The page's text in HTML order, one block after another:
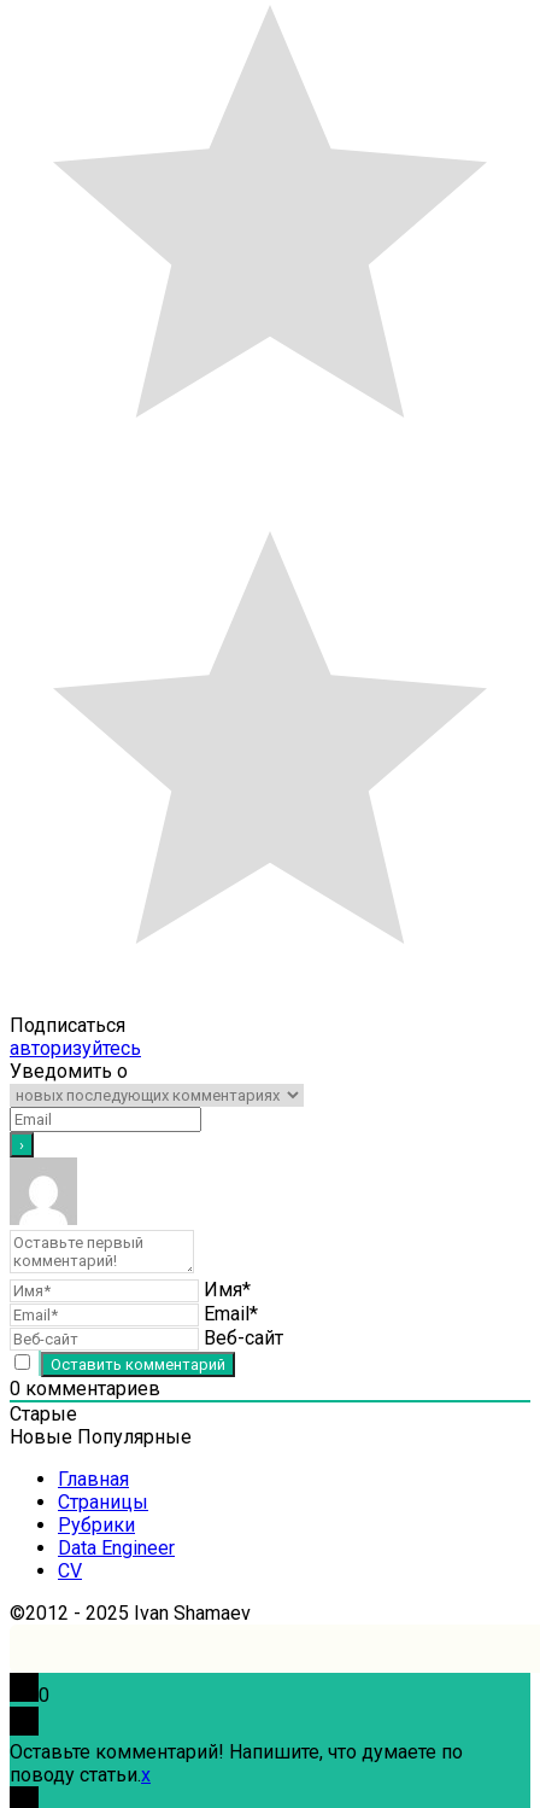
Подписаться
авторизуйтесь
Уведомить о
Имя*
Email*
Веб-сайт
0 комментариев
Старые
Новые Популярные
Главная
Страницы
Рубрики
Data Engineer
CV
©2012 - 2025 Ivan Shamaev
0
Оставьте комментарий! Напишите, что думаете по
поводу статьи.x